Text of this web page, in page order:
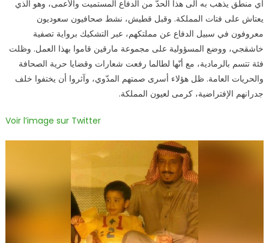
أي منطق يذهب به الى هذا الحدّ من الدفاع المستميت والأعمى، وهو الذي
يعتاش على فتات المملكة. وقبل قطيش، نشط صحافيون سعوديون
معروفون في سبيل الدفاع عن مملتكهم، عبر التشكيك برواية تصفية
خاشقجي، ووضع المسؤولية على مجموعة مارقين قاموا بهذا العمل. وظلت
فئة تتسم بالرمادية، مع أنّها لطالما رفعت شعارات وقضايا حرية الصحافة
والحريات العامة. ظل هؤلاء أسرى صمتهم المدّوي، وآثروا أن يختفوا خلف
جدرانهم الإفتراضية، كرمى لعيون المملكة.
Voir l’image sur Twitter